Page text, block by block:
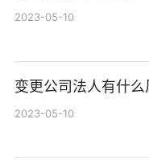
2023-05-10
变更公司法人有什么
2023-05-10